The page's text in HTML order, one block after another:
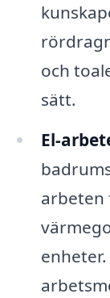
och
sätt.
El-
arbeten